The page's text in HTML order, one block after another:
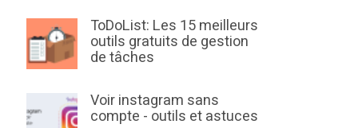
ToDoList: Les 15 meilleurs
outils gratuits de gestion
de tâches
Voir instagram sans
compte - outils et astuces